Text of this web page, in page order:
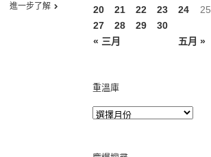
進一步了解
« 三月 五月 »
20
21 22 23 24 25
27
28 29 30
重溫庫